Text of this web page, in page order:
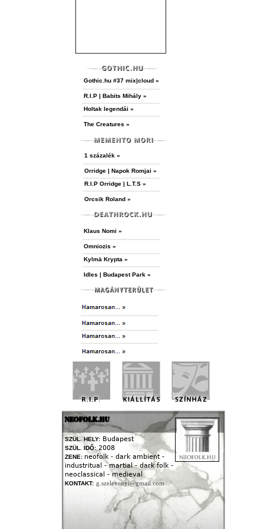
A hozzászóláshoz
Gothic.hu #37 mix|cloud »
R.I.P | Babits Mihály »
Holtak legendái »
The Creatures »
1 százalék »
Orridge | Napok Romjai »
R.I.P Orridge | L.T.S »
Orcsik Roland »
Klaus Nomi »
Omniozis »
Kylmä Krypta »
Idles | Budapest Park »
NEOFOLK.HU
SZÜL. HELY: Budapest
SZÜL. IDŐ: 2008
ZENE: neofolk - dark ambient -
industritual - martial - dark folk -
neoclassical - medieval
KONTAKT: g.szelevenyi@gmail.com